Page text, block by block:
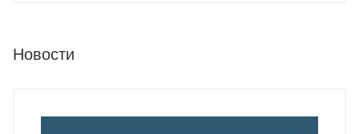
Новости